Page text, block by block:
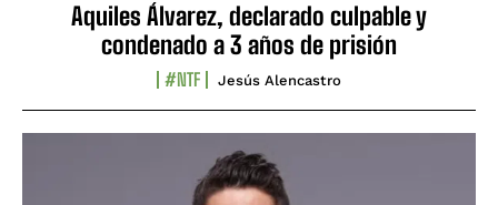
Aquiles Álvarez, declarado culpable y
condenado a 3 años de prisión
#NTF Jesús Alencastro